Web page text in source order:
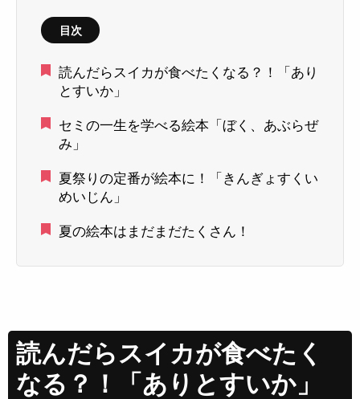
目次
読んだらスイカが食べたくなる？！「あり
とすいか」
セミの一生を学べる絵本「ぼく、あぶらぜ
み」
夏祭りの定番が絵本に！「きんぎょすくい
めいじん」
夏の絵本はまだまだたくさん！
読んだらスイカが食べたく
なる？！「ありとすいか」